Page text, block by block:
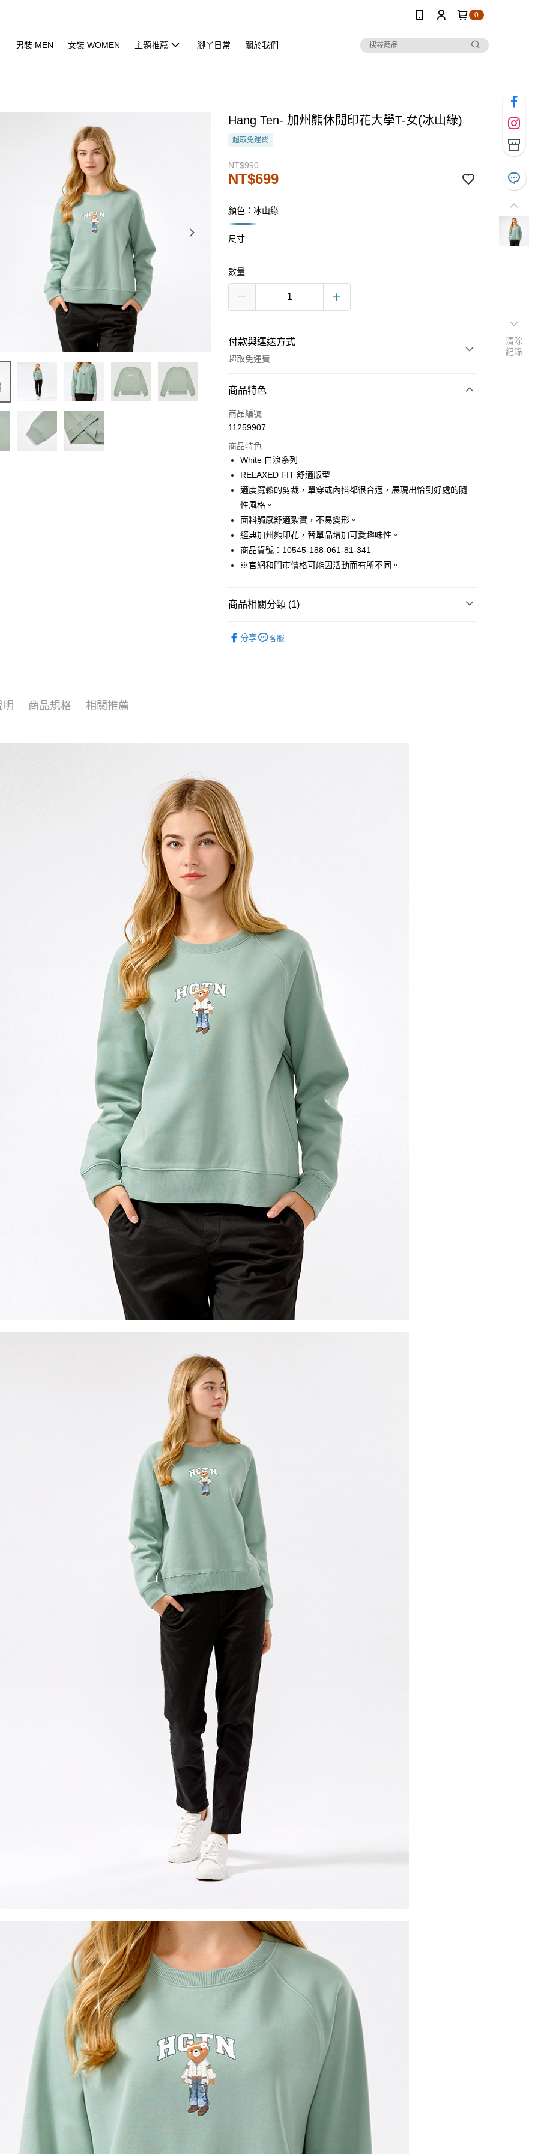
0
男裝 MEN 女裝 WOMEN 主題推薦 腳ㄚ日常 關於我們
Hang Ten- 加州熊休閒印花大學T-女(冰山綠)
超取免運費
NT$990
NT$699
顏色：冰山綠
尺寸
數量
付款與運送方式
超取免運費
付款方式
信用卡一次付款
Apple Pay
街口支付
悠遊付
Google Pay
貨到付款
付款後全家取貨
付款後7-11取貨
商品特色
商品編號
11259907
商品特色
White 白浪系列
RELAXED FIT 舒適版型
適度寬鬆的剪裁，單穿或內搭都很合適，展現出恰到好處的隨
性風格。
面料觸感舒適紮實，不易變形。
經典加州熊印花，替單品增加可愛趣味性。
商品貨號：10545-188-061-81-341
※官網和門市價格可能因活動而有所不同。
商品相關分類 (1)
分享
客服
明 商品規格 相關推薦
清除
紀錄